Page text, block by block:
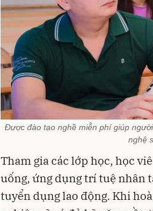
Được đào tạo nghề miễn phí giúp
nghệ
Tham gia các lớp học, học
uống, ứng dụng trí tuệ nhân
tuyển dụng lao động. Khi